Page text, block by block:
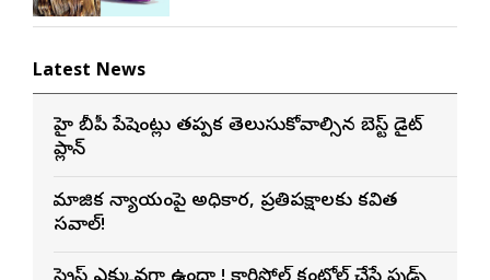
Latest News
హై బీపీ పేషెంట్లు తప్పక తెలుసుకోవాల్సిన బెస్ట్ డైట్
ప్లాన్
సామాజిక న్యాయంపై అధికార, ప్రతిపక్షాలకు కవిత
సవాల్!